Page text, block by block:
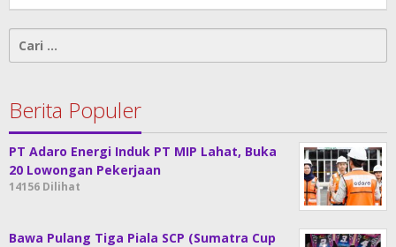
Cari
untuk:
Berita Populer
PT Adaro Energi Induk PT MIP Lahat, Buka
20 Lowongan Pekerjaan
14156 Dilihat
Bawa Pulang Tiga Piala SCP (Sumatra Cup